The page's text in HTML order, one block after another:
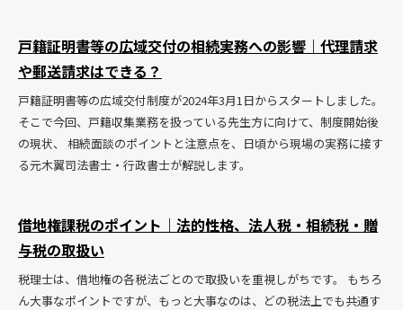
戸籍証明書等の広域交付の相続実務への影響｜代理請求
や郵送請求はできる？
戸籍証明書等の広域交付制度が2024年3月1日からスタートしました。
そこで今回、戸籍収集業務を扱っている先生方に向けて、制度開始後
の現状、 相続面談のポイントと注意点を、日頃から現場の実務に接す
る元木翼司法書士・行政書士が解説します。
借地権課税のポイント｜法的性格、法人税・相続税・贈
与税の取扱い
税理士は、借地権の各税法ごとので取扱いを重視しがちです。 もちろ
ん大事なポイントですが、もっと大事なのは、どの税法上でも共通す